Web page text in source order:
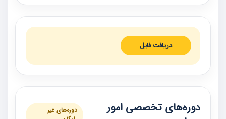
دریافت فایل
دوره‌های تخصصی امور
دوره‌های غیر